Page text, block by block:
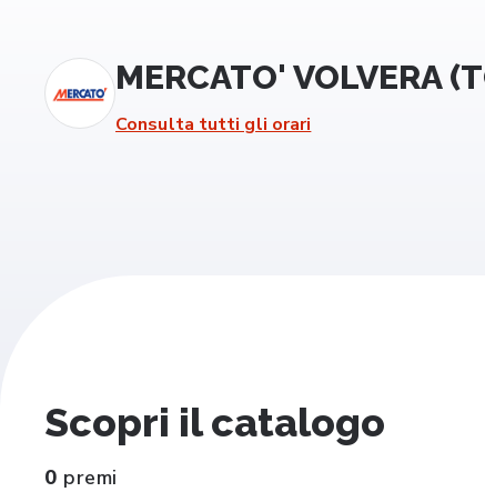
MERCATO' VOLVERA
Consulta tutti gli orari
Scopri il catalogo
0 premi